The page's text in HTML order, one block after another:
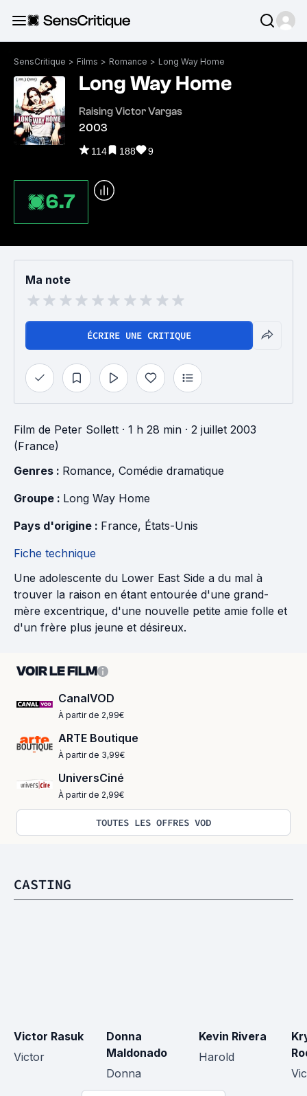
SensCritique > Films > Romance > Long Way Home
Long Way Home
Raising Victor Vargas
2003
114 188 9
6.7
Ma note
ÉCRIRE UNE CRITIQUE
Film de Peter Sollett · 1 h 28 min · 2 juillet 2003
(France)
Genres : Romance, Comédie dramatique
Groupe : Long Way Home
Pays d'origine : France, États-Unis
Fiche technique
Une adolescente du Lower East Side a du mal à
trouver la raison en étant entourée d'une grand-
mère excentrique, d'une nouvelle petite amie folle et
d'un frère plus jeune et désireux.
VOIR LE FILM
CanalVOD
À partir de 2,99€
ARTE Boutique
À partir de 3,99€
UniversCiné
À partir de 2,99€
TOUTES LES OFFRES VOD
CASTING
Victor Rasuk
Victor
Donna
Maldonado
Donna
Kevin Rivera
Harold